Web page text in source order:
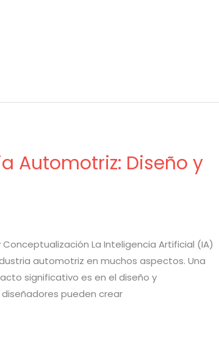
Automotriz: Diseño y
La Inteligencia Artificial (IA)
automotriz en muchos aspectos. Una
significativo es en el diseño y
pueden crear